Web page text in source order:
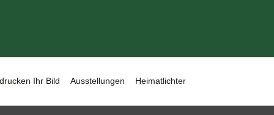
Ihr Bild Ausstellungen Heimatlichter